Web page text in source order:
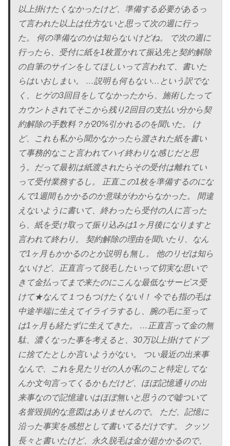
以上掛けたくなかったけど、準備する必要があるっ
て言われた以上は仕方ないと思って次の週に行っ
た。 何の準備なのかは知らないけどね。 で次の週に
行ったら、受付に紙を1枚置かれて振込先と契約解除
の自筆のサインをしてほしいって言われて、書いた
らはいおしまい。 …説明も何もない…という訳でな
く、ヒゲの3回目をしてなかったから、施術したって
カウントされてそこから残り2回目の支払い分から契
約解除の手数料？が20%引かれるのを聞いた。 け
ど、これも私から聞かなかったら渡された紙を書い
て事務的なこと言われてハイ終わりな感じだと思
う。だって最初は紙渡されたらその受付は離れてい
って受付業務するし。 正直この1枚を準備するのにな
んで1週間もかかるのか意味がわからなかった。 間違
えないように書いて、終わったら受付の人に言った
ら、紙を受け取って振り込みは1ヶ月後になりますと
言われて終わり。 契約解除の理由を聞いたり、なん
で1ヶ月もかかるのとか説明も無し。 他のリゼは知ら
ないけど、正直言って脱毛したいって切実な思いで
きて金払ってまで来たのにこんな最低なサービス受
けて★なんて１つもつけたくない!！ 今でも指の毛は
中途半端に生えてイライラするし、腕の毛に至って
は1ヶ月も経たずに生えてきた。 …正直言って金の無
駄、濃くなった事を考えると、30万以上掛けてドブ
に捨てたとしか言いようがない。 つい最近の出来事
なんで、これを見たリゼの人が私のこと特定してな
んか文句言ってくるかもだけど、ほぼ記憶通りの出
来事なので記憶違いはほぼ無いと思うので嘘ついて
名誉毀損的な意図はありませんので。 ただ、記憶に
沿った事実を感想として書いてるだけです。 クッソ
長々と書いたけど、永久脱毛は金が超かかるので、